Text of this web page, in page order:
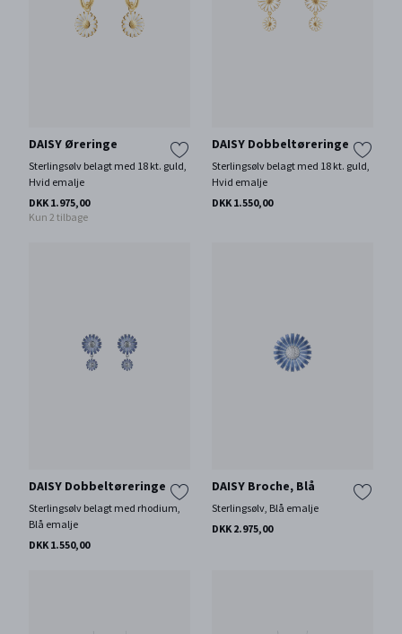
DAISY Øreringe
Sterlingsølv belagt med 18 kt. guld,
Hvid emalje
DKK 1.975,00
Kun 2 tilbage
DAISY Dobbeltøreringe
Sterlingsølv belagt med 18 kt. guld,
Hvid emalje
DKK 1.550,00
DAISY Dobbeltøreringe
Sterlingsølv belagt med rhodium,
Blå emalje
DKK 1.550,00
DAISY Broche, Blå
Sterlingsølv, Blå emalje
DKK 2.975,00